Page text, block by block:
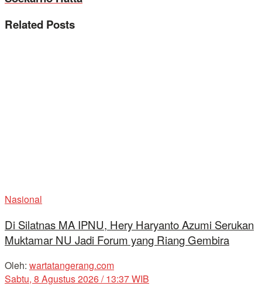
Related Posts
Nasional
Di Silatnas MA IPNU, Hery Haryanto Azumi Serukan
Muktamar NU Jadi Forum yang Riang Gembira
Oleh: wartatangerang.com
Sabtu, 8 Agustus 2026 / 13:37 WIB